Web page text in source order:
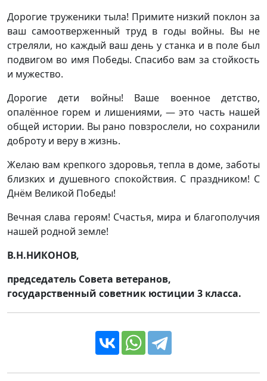
Дорогие труженики тыла! Примите низкий поклон за
ваш самоотверженный труд в годы войны. Вы не
стреляли, но каждый ваш день у станка и в поле был
подвигом во имя Победы. Спасибо вам за стойкость
и мужество.
Дорогие дети войны! Ваше военное детство,
опалённое горем и лишениями, — это часть нашей
общей истории. Вы рано повзрослели, но сохранили
доброту и веру в жизнь.
Желаю вам крепкого здоровья, тепла в доме, заботы
близких и душевного спокойствия. С праздником! С
Днём Великой Победы!
Вечная слава героям! Счастья, мира и благополучия
нашей родной земле!
В.Н.НИКОНОВ,
председатель Совета ветеранов,
государственный советник юстиции 3 класса.